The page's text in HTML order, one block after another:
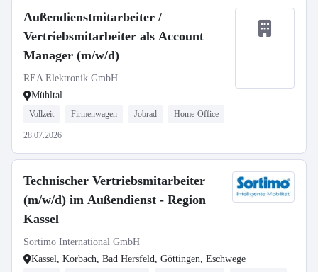
Außendienstmitarbeiter /
Vertriebsmitarbeiter als Account
Manager (m/w/d)
REA Elektronik GmbH
Mühltal
Vollzeit Firmenwagen Jobrad Home-Office
28.07.2026
Technischer Vertriebsmitarbeiter
(m/w/d) im Außendienst - Region
Kassel
Sortimo International GmbH
Kassel, Korbach, Bad Hersfeld, Göttingen, Eschwege